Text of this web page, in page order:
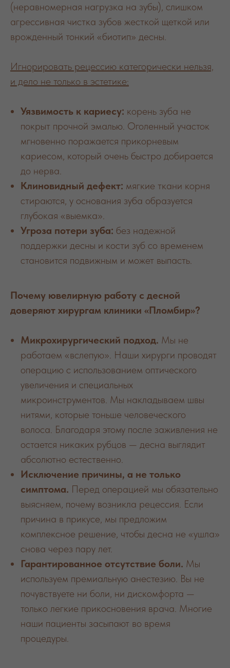
(неравномерная нагрузка на зубы), слишком
агрессивная чистка зубов жесткой щеткой или
врожденный тонкий «биотип» десны.
Игнорировать рецессию категорически нельзя,
и дело не только в эстетике:
Уязвимость к кариесу: корень зуба не
покрыт прочной эмалью. Оголенный участок
мгновенно поражается прикорневым
кариесом, который очень быстро добирается
до нерва.
Клиновидный дефект: мягкие ткани корня
стираются, у основания зуба образуется
глубокая «выемка».
Угроза потери зуба: без надежной
поддержки десны и кости зуб со временем
становится подвижным и может выпасть.
Почему ювелирную работу с десной
доверяют хирургам клиники «Пломбир»?
Микрохирургический подход. Мы не
работаем «вслепую». Наши хирурги проводят
операцию с использованием оптического
увеличения и специальных
микроинструментов. Мы накладываем швы
нитями, которые тоньше человеческого
волоса. Благодаря этому после заживления не
остается никаких рубцов — десна выглядит
абсолютно естественно.
Исключение причины, а не только
симптома. Перед операцией мы обязательно
выясняем, почему возникла рецессия. Если
причина в прикусе, мы предложим
комплексное решение, чтобы десна не «ушла»
снова через пару лет.
Гарантированное отсутствие боли. Мы
используем премиальную анестезию. Вы не
почувствуете ни боли, ни дискомфорта —
только легкие прикосновения врача. Многие
наши пациенты засыпают во время
процедуры.